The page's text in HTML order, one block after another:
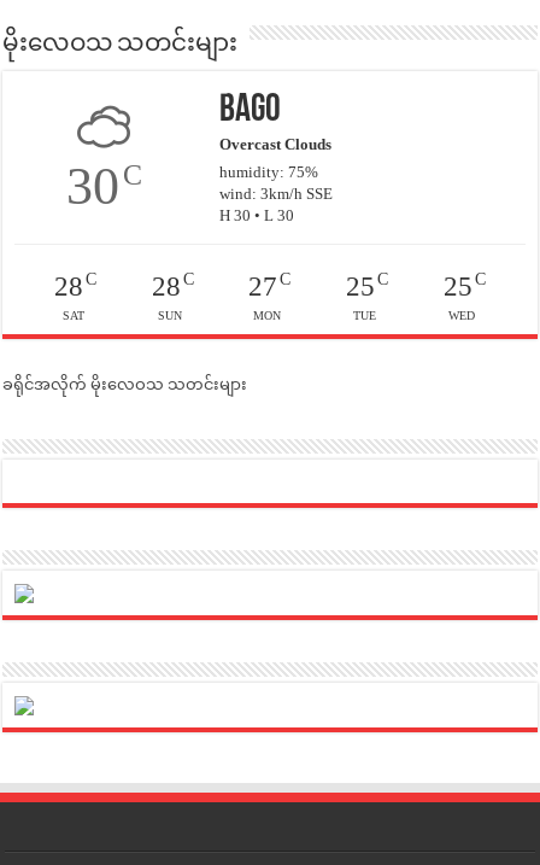
မိုးလေဝသ သတင်းများ
30C
Bago
Overcast Clouds
humidity: 75%
wind: 3km/h SSE
H 30 • L 30
28C
SAT
28C
SUN
27 C
MON
25C
TUE
25C
WED
ခရိုင်အလိုက် မိုးလေဝသ သတင်းများ